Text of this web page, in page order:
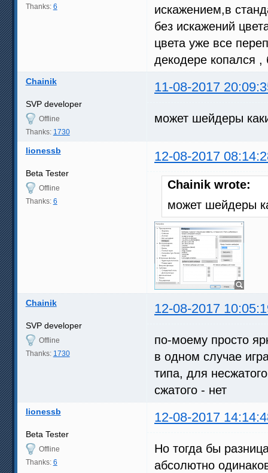
Thanks: 6
искажением,в
без искажений
цвета уже все
декодере копался ,
Chainik 11-08-2017
SVP developer
Offline
Thanks: 1730
может шейдеры
lionessb 12-08-2017
Beta Tester
Offline
Thanks: 6
Chainik wrote:
может шейдеры
Chainik 12-08-2017
SVP developer
Offline
Thanks: 1730
по-моему просто
в одном случае
типа, для
сжатого - нет
lionessb 12-08-2017
Beta Tester
Offline
Thanks: 6
Но тогда бы
абсолютно